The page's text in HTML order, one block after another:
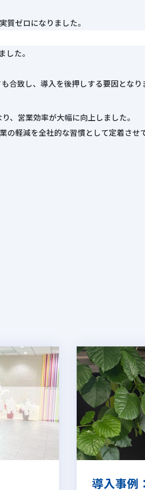
ゼロになりました。
た。
合致し、導入を後押しする要因となり
、営業効率が大幅に向上しました。
軽減を全社的な習慣として定着させ
導入事例